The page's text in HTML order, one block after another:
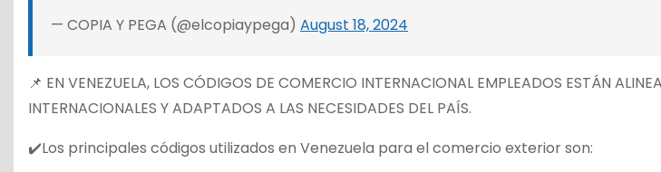
— COPIA Y PEGA (@elcopiaypega) August 18, 2024
📌 EN VENEZUELA, LOS CÓDIGOS DE COMERCIO INTERNACIONAL EMPLEADOS ESTÁN
INTERNACIONALES Y ADAPTADOS A LAS NECESIDADES DEL PAÍS.
✔️Los principales códigos utilizados en Venezuela para el comercio exterior son: